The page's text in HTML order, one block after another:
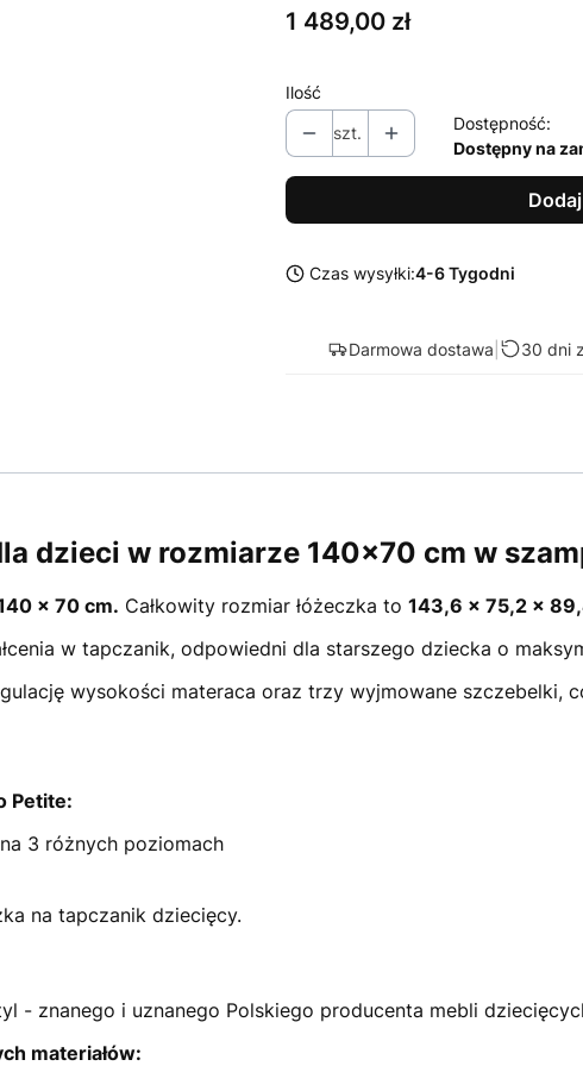
Cena
1 489,00 zł
Ilość
szt.
Dostępność:
Dostępny na
Czas wysyłki:4-6 Tygodni
Darmowa dostawa 30 dni
dzieci w rozmiarze 140x70 cm w
x 70 cm. Całkowity rozmiar łóżeczka to 143,6 x 75,2 x
w tapczanik, odpowiedni dla starszego dziecka o
wysokości materaca oraz trzy wyjmowane szczebelki,
Petite:
3 różnych poziomach
na tapczanik dziecięcy.
- znanego i uznanego Polskiego producenta mebli
materiałów: